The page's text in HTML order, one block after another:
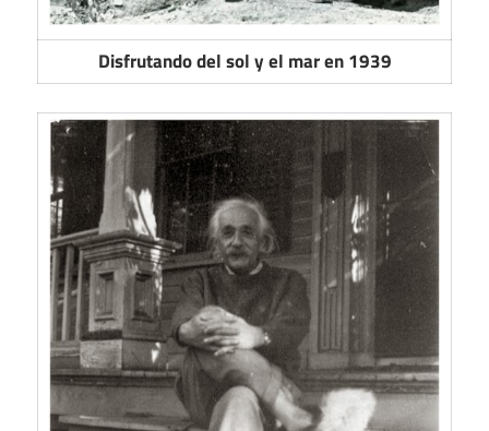
Disfrutando del sol y el mar en 1939